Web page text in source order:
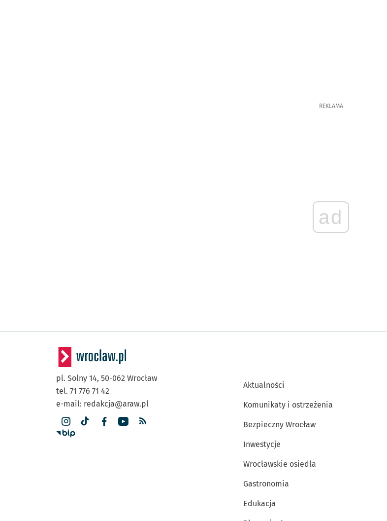
REKLAMA
ad
pl. Solny 14, 50-062 Wrocław
tel. 71 776 71 42
e-mail: redakcja@araw.pl
Aktualności
Komunikaty i ostrzeżenia
Bezpieczny Wrocław
Inwestycje
Wrocławskie osiedla
Gastronomia
Edukacja